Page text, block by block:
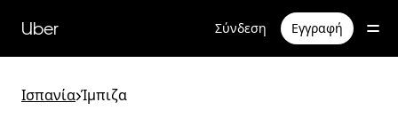
κύριο
περιεχόμενο
Uber Σύνδεση Εγγραφή
Ισπανία>Ίμπιζα